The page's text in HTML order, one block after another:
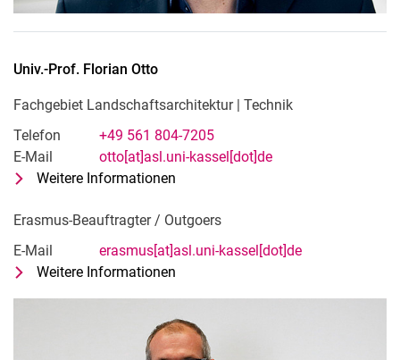
Univ.-Prof. Florian Otto
Fachgebiet Landschaftsarchitektur | Technik
Telefon
+49 561 804-7205
E-Mail
otto[at]asl.uni-kassel[dot]de
Weitere Informationen
Erasmus-Beauftragter / Outgoers
E-Mail
erasmus[at]asl.uni-kassel[dot]de
Weitere Informationen